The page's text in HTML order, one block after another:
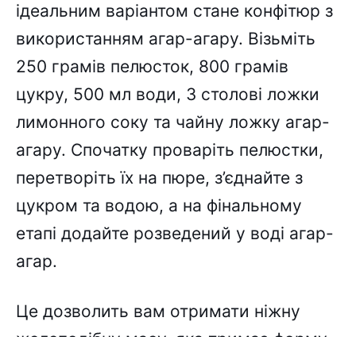
ідеальним варіантом стане конфітюр з
використанням агар-агару. Візьміть
250 грамів пелюсток, 800 грамів
цукру, 500 мл води, 3 столові ложки
лимонного соку та чайну ложку агар-
агару. Спочатку проваріть пелюстки,
перетворіть їх на пюре, з’єднайте з
цукром та водою, а на фінальному
етапі додайте розведений у воді агар-
агар.
Це дозволить вам отримати ніжну